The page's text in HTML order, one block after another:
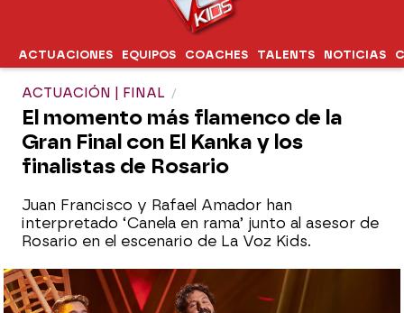
ACTUACIONES EQUIPOS COACHES TALENTS NOTICIAS
ACTUACIÓN | FINAL
El momento más flamenco de la
Gran Final con El Kanka y los
finalistas de Rosario
Juan Francisco y Rafael Amador han
interpretado ‘Canela en rama’ junto al asesor de
Rosario en el escenario de La Voz Kids.